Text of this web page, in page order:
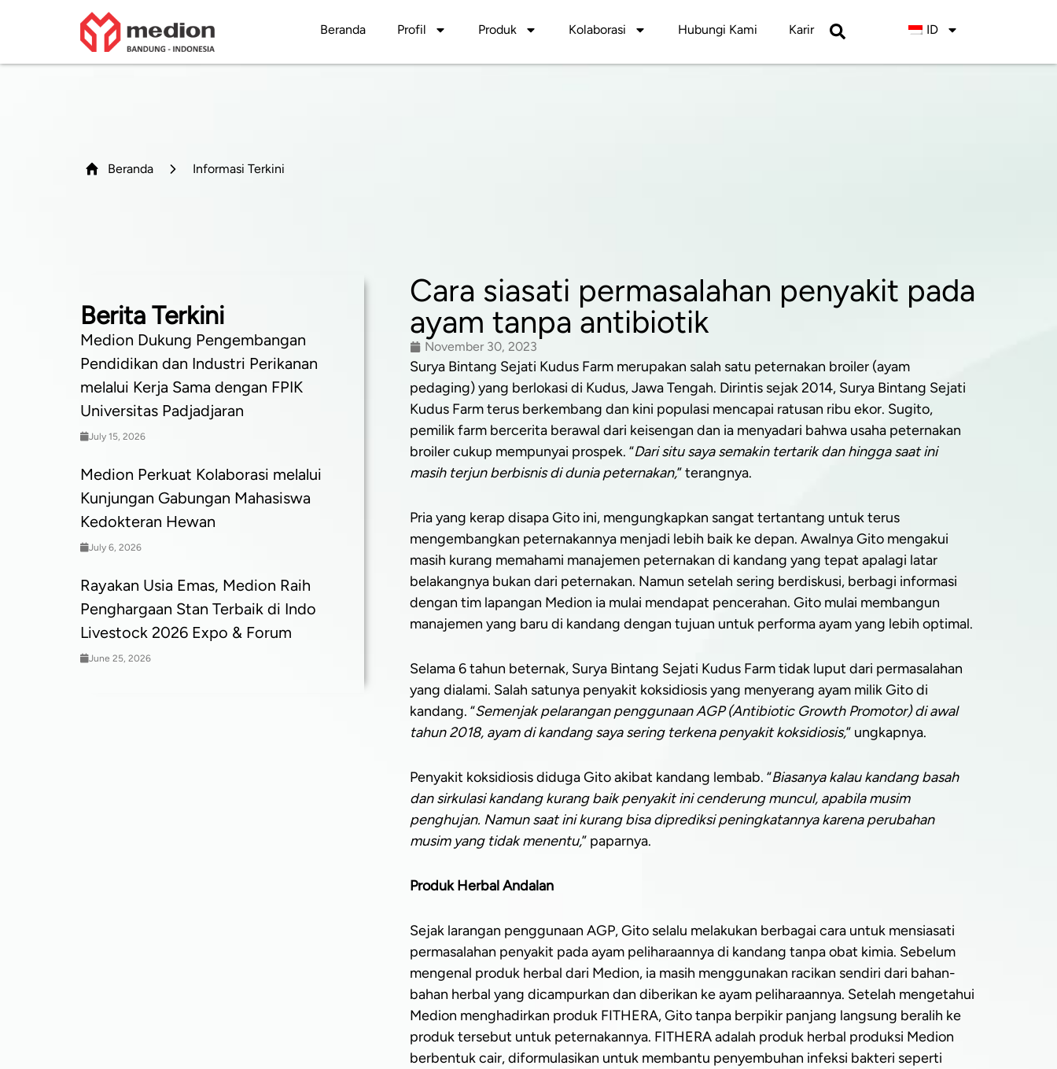
Beranda Profil Produk Kolaborasi Hubungi Kami Karir ID
Beranda Informasi Terkini
Berita Terkini
Medion Dukung Pengembangan
Pendidikan dan Industri Perikanan
melalui Kerja Sama dengan FPIK
Universitas Padjadjaran
July 15, 2026
Medion Perkuat Kolaborasi melalui
Kunjungan Gabungan Mahasiswa
Kedokteran Hewan
July 6, 2026
Rayakan Usia Emas, Medion Raih
Penghargaan Stan Terbaik di Indo
Livestock 2026 Expo & Forum
June 25, 2026
Cara siasati permasalahan penyakit pada
ayam tanpa antibiotik
November 30, 2023
Surya Bintang Sejati Kudus Farm merupakan salah satu peternakan broiler (ayam
pedaging) yang berlokasi di Kudus, Jawa Tengah. Dirintis sejak 2014, Surya Bintang Sejati
Kudus Farm terus berkembang dan kini populasi mencapai ratusan ribu ekor. Sugito,
pemilik farm bercerita berawal dari keisengan dan ia menyadari bahwa usaha peternakan
broiler cukup mempunyai prospek. “Dari situ saya semakin tertarik dan hingga saat ini
masih terjun berbisnis di dunia peternakan,” terangnya.
Pria yang kerap disapa Gito ini, mengungkapkan sangat tertantang untuk terus
mengembangkan peternakannya menjadi lebih baik ke depan. Awalnya Gito mengakui
masih kurang memahami manajemen peternakan di kandang yang tepat apalagi latar
belakangnya bukan dari peternakan. Namun setelah sering berdiskusi, berbagi informasi
dengan tim lapangan Medion ia mulai mendapat pencerahan. Gito mulai membangun
manajemen yang baru di kandang dengan tujuan untuk performa ayam yang lebih optimal.
Selama 6 tahun beternak, Surya Bintang Sejati Kudus Farm tidak luput dari permasalahan
yang dialami. Salah satunya penyakit koksidiosis yang menyerang ayam milik Gito di
kandang. “Semenjak pelarangan penggunaan AGP (Antibiotic Growth Promotor) di awal
tahun 2018, ayam di kandang saya sering terkena penyakit koksidiosis,” ungkapnya.
Penyakit koksidiosis diduga Gito akibat kandang lembab. “Biasanya kalau kandang basah
dan sirkulasi kandang kurang baik penyakit ini cenderung muncul, apabila musim
penghujan. Namun saat ini kurang bisa diprediksi peningkatannya karena perubahan
musim yang tidak menentu,” paparnya.
Produk Herbal Andalan
Sejak larangan penggunaan AGP, Gito selalu melakukan berbagai cara untuk mensiasati
permasalahan penyakit pada ayam peliharaannya di kandang tanpa obat kimia. Sebelum
mengenal produk herbal dari Medion, ia masih menggunakan racikan sendiri dari bahan-
bahan herbal yang dicampurkan dan diberikan ke ayam peliharaannya. Setelah mengetahui
Medion menghadirkan produk FITHERA, Gito tanpa berpikir panjang langsung beralih ke
produk tersebut untuk peternakannya. FITHERA adalah produk herbal produksi Medion
berbentuk cair, diformulasikan untuk membantu penyembuhan infeksi bakteri seperti